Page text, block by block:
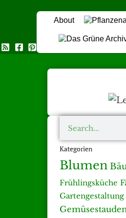
About
Das Grüne Archiv
Kategorien
Blumen
Frühlingsküche
Gartengestaltung